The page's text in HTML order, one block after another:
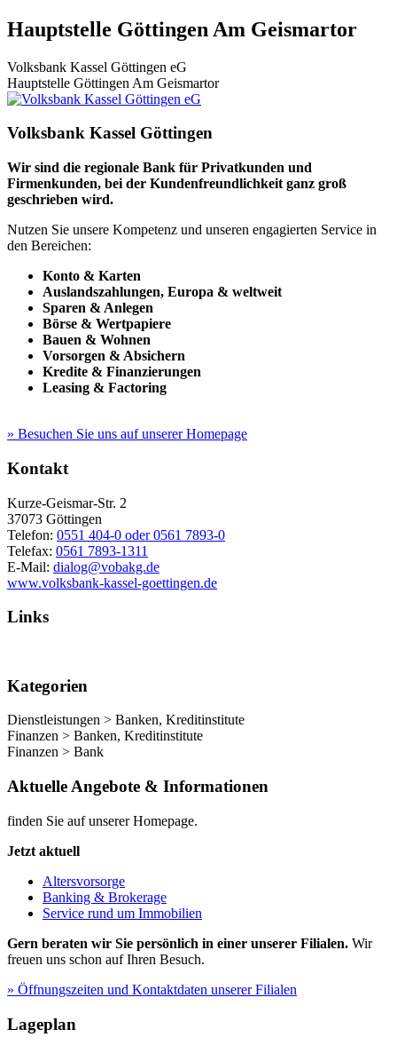
Hauptstelle Göttingen Am Geismartor
Volksbank Kassel Göttingen eG
Hauptstelle Göttingen Am Geismartor
Volksbank Kassel Göttingen
Wir sind die regionale Bank für Privatkunden und
Firmenkunden, bei der Kundenfreundlichkeit ganz groß
geschrieben wird.
Nutzen Sie unsere Kompetenz und unseren engagierten Service in
den Bereichen:
Konto & Karten
Auslandszahlungen, Europa & weltweit
Sparen & Anlegen
Börse & Wertpapiere
Bauen & Wohnen
Vorsorgen & Absichern
Kredite & Finanzierungen
Leasing & Factoring
» Besuchen Sie uns auf unserer Homepage
Kontakt
Kurze-Geismar-Str. 2
37073 Göttingen
Telefon: 0551 404-0 oder 0561 7893-0
Telefax: 0561 7893-1311
E-Mail: dialog@vobakg.de
www.volksbank-kassel-goettingen.de
Links
Kategorien
Dienstleistungen > Banken, Kreditinstitute
Finanzen > Banken, Kreditinstitute
Finanzen > Bank
Aktuelle Angebote & Informationen
finden Sie auf unserer Homepage.
Jetzt aktuell
Altersvorsorge
Banking & Brokerage
Service rund um Immobilien
Gern beraten wir Sie persönlich in einer unserer Filialen. Wir
freuen uns schon auf Ihren Besuch.
» Öffnungszeiten und Kontaktdaten unserer Filialen
Lageplan